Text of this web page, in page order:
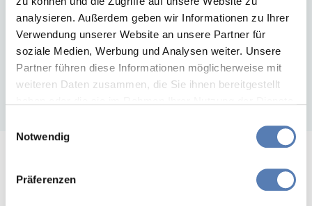
analysieren. Außerdem geben wir Informationen zu Ihrer
Verwendung unserer Website an unsere Partner für
soziale Medien, Werbung und Analysen weiter. Unsere
Partner führen diese Informationen möglicherweise mit
weiteren Daten zusammen, die Sie ihnen bereitgestellt
Cookies, wenn Sie unsere Webseite weiterhin nutzen.
Notwendig
Präferenzen
Enthält:
Vertriebseinheiten:
Erhältlich in: